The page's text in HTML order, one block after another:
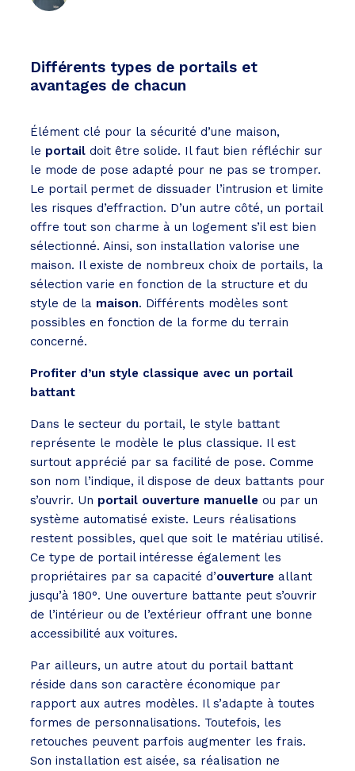
Différents types de portails et
avantages de chacun
Élément clé pour la sécurité d’une maison,
le portail doit être solide. Il faut bien réfléchir sur
le mode de pose adapté pour ne pas se tromper.
Le portail permet de dissuader l’intrusion et limite
les risques d’effraction. D’un autre côté, un portail
offre tout son charme à un logement s’il est bien
sélectionné. Ainsi, son installation valorise une
maison. Il existe de nombreux choix de portails, la
sélection varie en fonction de la structure et du
style de la maison. Différents modèles sont
possibles en fonction de la forme du terrain
concerné.
Profiter d’un style classique avec un portail
battant
Dans le secteur du portail, le style battant
représente le modèle le plus classique. Il est
surtout apprécié par sa facilité de pose. Comme
son nom l’indique, il dispose de deux battants pour
s’ouvrir. Un portail ouverture manuelle ou par un
système automatisé existe. Leurs réalisations
restent possibles, quel que soit le matériau utilisé.
Ce type de portail intéresse également les
propriétaires par sa capacité d’ouverture allant
jusqu’à 180°. Une ouverture battante peut s’ouvrir
de l’intérieur ou de l’extérieur offrant une bonne
accessibilité aux voitures.
Par ailleurs, un autre atout du portail battant
réside dans son caractère économique par
rapport aux autres modèles. Il s’adapte à toutes
formes de personnalisations. Toutefois, les
retouches peuvent parfois augmenter les frais.
Son installation est aisée, sa réalisation ne